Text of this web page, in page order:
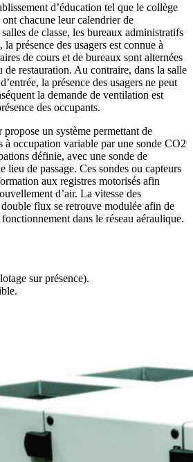
d’éducation tel que le collège
chacune leur calendrier de
de classe, les bureaux administratifs
présence des usagers est connue à
de cours et de bureaux sont alternées
de restauration. Au contraire, dans la salle
la présence des usagers ne peut
la demande de ventilation est
des occupants.
un système permettant de
à occupation variable par une sonde CO2
définie, avec une sonde de
lieu de passage. Ces sondes ou capteurs
aux registres motorisés afin
d’air. La vitesse des
flux se retrouve modulée afin de
dans le réseau aéraulique.
sur présence).